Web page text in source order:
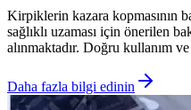
Kirpiklerin kazara kopmasının
sağlıklı uzaması için önerilen
alınmaktadır. Doğru kullanım
Daha fazla bilgi edinin